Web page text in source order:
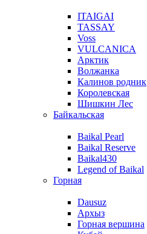
ITAIGAI
TASSAY
Voss
VULCANICA
Арктик
Волжанка
Калинов родник
Королевская
Шишкин Лес
Байкальская
Baikal Pearl
Baikal Reserve
Baikal430
Legend of Baikal
Горная
Dausuz
Архыз
Горная вершина